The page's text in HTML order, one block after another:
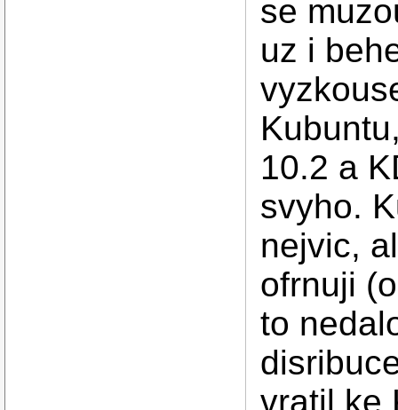
se
uz i
10.2 a
svyho.
nejvic,
ofrnuji
to
vratil ke